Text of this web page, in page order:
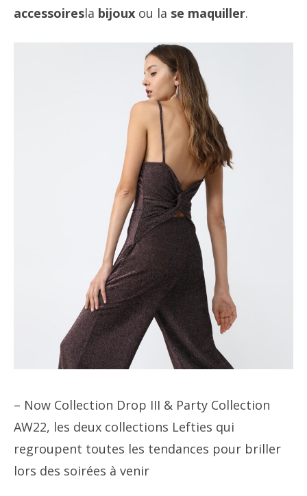
accessoiresla bijoux ou la se maquiller.
– Now Collection Drop III & Party Collection
AW22, les deux collections Lefties qui
regroupent toutes les tendances pour briller
lors des soirées à venir